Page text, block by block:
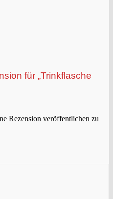
für „Trinkflasche
Rezension veröffentlichen zu